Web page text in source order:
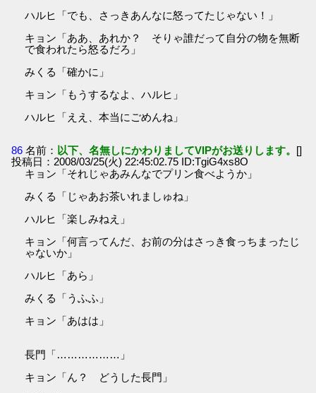
ハルヒ「でも、さっきあんなに怒ってたじゃない！」
キョン「ああ、あれか？ そりゃ誰だって自分の物を無断
で食われたら怒るだろ」
みくる「確かに」
キョン「もうするなよ、ハルヒ」
ハルヒ「ええ、本当にごめんね」
86 名前： 以下、名無しにかわりましてVIPがお送りします。 []
投稿日：2008/03/25(火) 22:45:02.75 ID:TgiG4xs8O
キョン「それじゃあみんなでプリン食べようか」
みくる「じゃあお茶いれましゅね」
ハルヒ「楽しみねえ」
キョン「何言ってんだ、お前の分はさっき食っちまったじ
ゃないか」
ハルヒ「あら」
みくる「うふふ」
キョン「あはは」
長門「………………」
キョン「ん？ どうした長門」